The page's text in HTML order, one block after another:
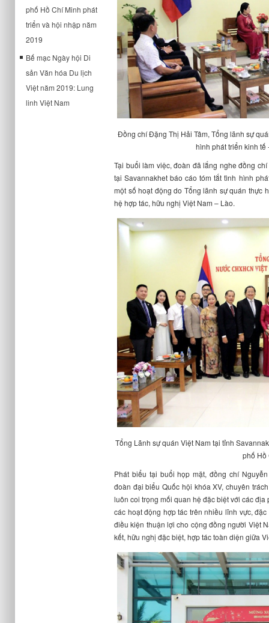
phố Hồ Chí Minh phát
triển và hội nhập năm
2019
Bế mạc Ngày hội Di
sản Văn hóa Du lịch
Việt năm 2019: Lung
linh Việt Nam
Đồng chí Đặng Thị Hải Tâm, Tổng lãnh sự
hình phát triển kinh
Tại buổi làm việc, đoàn đã lắng ngheđồng
tại Savannakhet báo cáo tóm tắt tình hình
một số hoạt động do Tổng lãnh sự quán thực
hệ hợp tác, hữu nghị Việt Nam – Lào.
Tổng Lãnh sự quán Việt Nam tại tỉnh
phố Hồ
Phát biểu tại buổi họp mặt, đồng chí
đoàn đại biểu Quốc hội khóa XV, chuyên
luôn coi trọng mối quan hệ đặc biệt với các
các hoạt động hợp tác trên nhiều lĩnh vực,
điều kiện thuận lợi cho cộng đồng người Việt
kết, hữu nghị đặc biệt, hợp tác toàn diện giữa